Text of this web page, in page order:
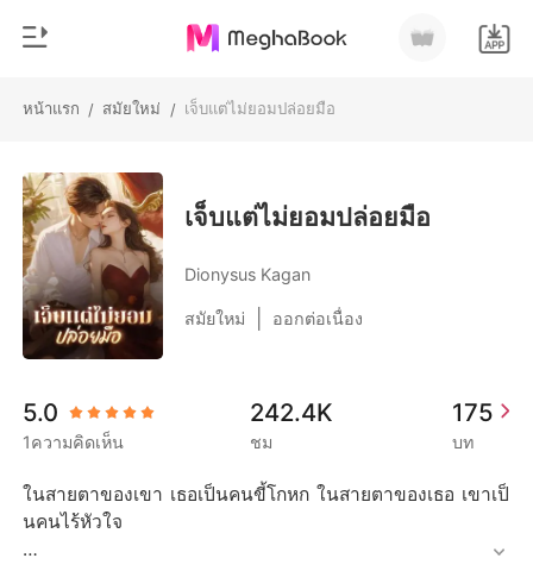
หน้าแรก / สมัยใหม่ / เจ็บแต่ไม่ยอมปล่อยมือ
เติมเงิน
ประวัติการอ่าน
ออกจากระบบ
ดาวน์โหลดแอป
หมวดหมู่
สมัยใหม่
ประวัติศาสตร์
โรแมนติก
มหาเศรษฐี
เจ็บแต่ไม่ยอมปล่อยมือ
Dionysus Kagan
สมัยใหม่ ออกต่อเนื่อง
5.0
1ความคิดเห็น
242.4K
ชม
175
บท
ในสายตาของเขา เธอเป็นคนขี้โกหก ในสายตาของเธอ เขาเป็
นคนไร้หัวใจ